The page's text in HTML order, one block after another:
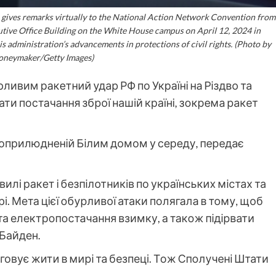
gives remarks virtually to the National Action Network Convention from
Office Building on the White House campus on April 12, 2024 in
administration’s advancements in protections of civil rights. (Photo by
Getty Images)
ракетний удар РФ по Україні на Різдво та
зброї нашій країні, зокрема ракет
Білим домом у середу, передає
ракет і безпілотників по українських містах та
Мета цієї обурливої атаки полягала в тому, щоб
електропостачання взимку, а також підірвати
жити в мирі та безпеці. Тож Сполучені Штати